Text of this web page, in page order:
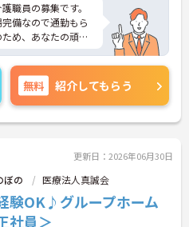
職員の募集です。
備なので通勤もら
め、あなたの頑張
トをお伝えします
い。無料 紹介してもらう
更新日：2026年06月30日
ぼの 医療法人真誠会
験OK♪グループホーム
社員＞